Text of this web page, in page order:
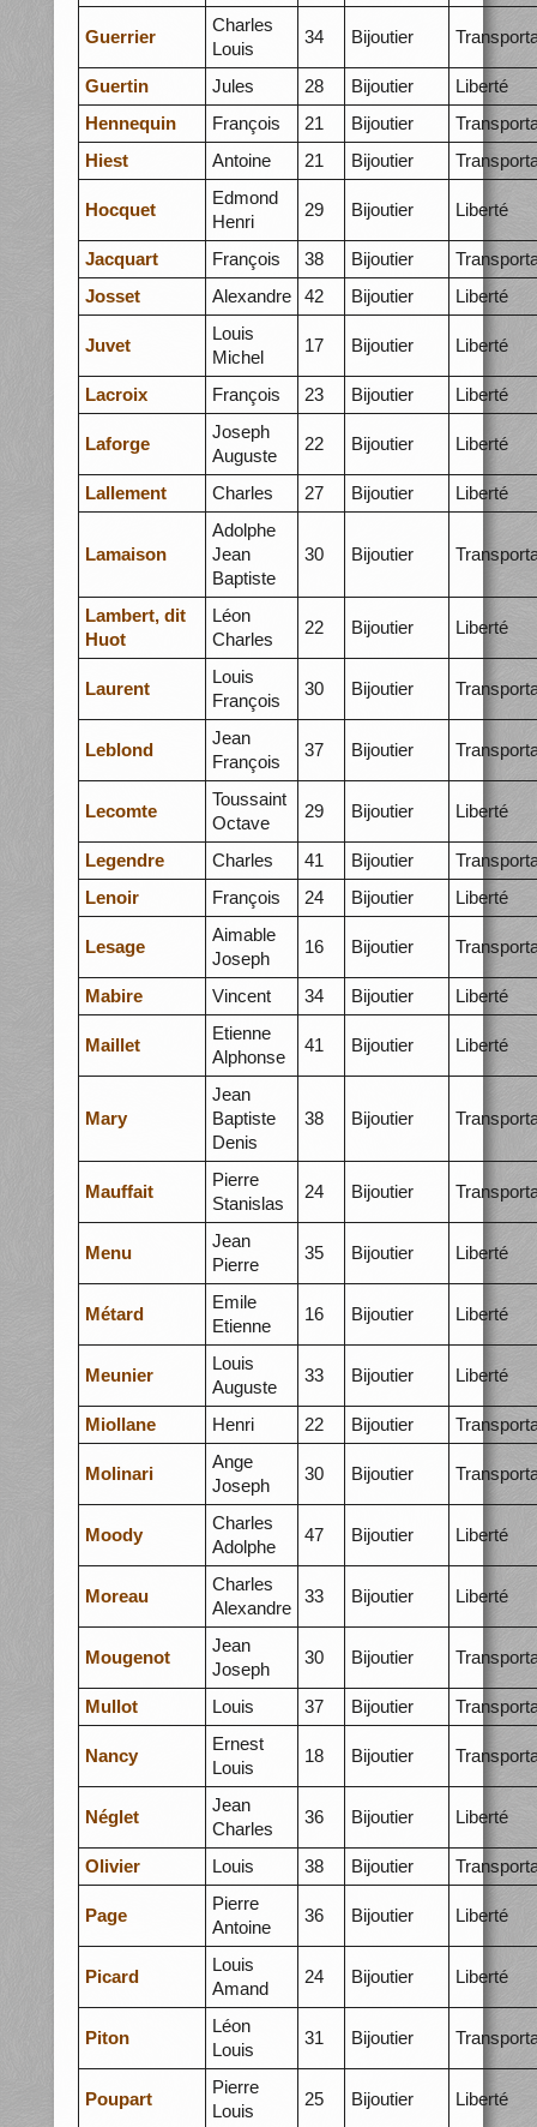
Guerrier
Charles
Louis
34 Bijoutier
Guertin Jules 28 Bijoutier
Liberté
Hennequin
François 21 Bijoutier
Hiest
Antoine 21 Bijoutier
Hocquet
Edmond
Henri
29 Bijoutier Liberté
Jacquart François 38 Bijoutier
Josset
Alexandre 42 Bijoutier Liberté
Juvet
Louis
Michel
17 Bijoutier Liberté
Lacroix François 23 Bijoutier Liberté
Laforge
Joseph
Auguste
22 Bijoutier Liberté
Lallement Charles 27 Bijoutier Liberté
Lamaison
Adolphe
Jean
Baptiste
30 Bijoutier
Lambert, dit
Huot
Léon
Charles
22 Bijoutier Liberté
Laurent
Louis
François
30 Bijoutier
Leblond
Jean
François
37 Bijoutier
Lecomte
Toussaint
Octave
29 Bijoutier Liberté
Legendre Charles 41 Bijoutier
Lenoir
François 24 Bijoutier Liberté
Lesage
Aimable
Joseph
16 Bijoutier
Mabire Vincent 34 Bijoutier Liberté
Maillet
Etienne
Alphonse
41 Bijoutier Liberté
Mary
Jean
Baptiste
Denis
38 Bijoutier
Mauffait
Pierre
Stanislas
24 Bijoutier
Menu
Jean
Pierre
35 Bijoutier Liberté
Métard
Emile
Etienne
16 Bijoutier Liberté
Meunier
Louis
Auguste
33 Bijoutier Liberté
Miollane Henri 22 Bijoutier
Molinari
Ange
Joseph
30 Bijoutier
Moody
Charles
Adolphe
47 Bijoutier Liberté
Moreau
Charles
Alexandre
33 Bijoutier Liberté
Mougenot
Jean
Joseph
30 Bijoutier
Mullot Louis 37 Bijoutier
Nancy
Ernest
Louis
18 Bijoutier
Néglet
Jean
Charles
36 Bijoutier Liberté
Olivier Louis 38 Bijoutier
Page
Pierre
Antoine
36 Bijoutier Liberté
Picard
Louis
Amand
24 Bijoutier Liberté
Piton
Léon
Louis
31 Bijoutier
Poupart
Pierre
Louis
25 Bijoutier Liberté